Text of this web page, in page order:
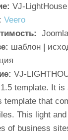
VJ-LightHouse
Veero
шаблон |
VJ-
template. It
template that
This light
of business